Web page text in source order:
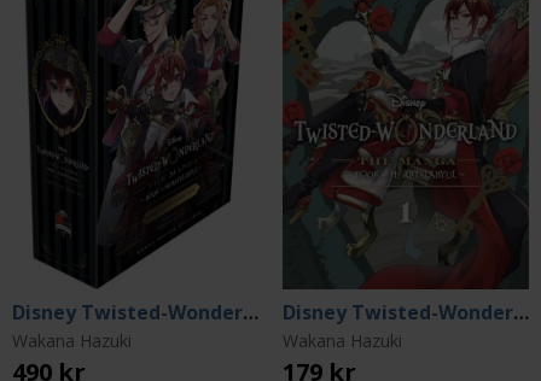
Disney Twisted-Wonderland Manga - Heartslabyul Box Set
Wakana Hazuki
490 kr
Disney Twisted-Wonderland The Manga: Book of Heartslabyul Vol 1
Wakana Hazuki
179 kr